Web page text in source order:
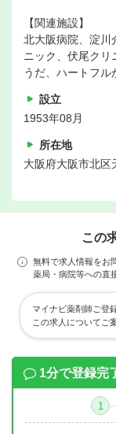
【関連施設】
北大阪病院、淀川
ニック、伏尾クリ
うだ、ハートフ
設立
1953年08月
所在地
大阪府大阪市北区
この
無料で求人情報をお
薬局・病院等への直
マイナビ薬剤師ご登
この求人についてご
1分で登録完
1